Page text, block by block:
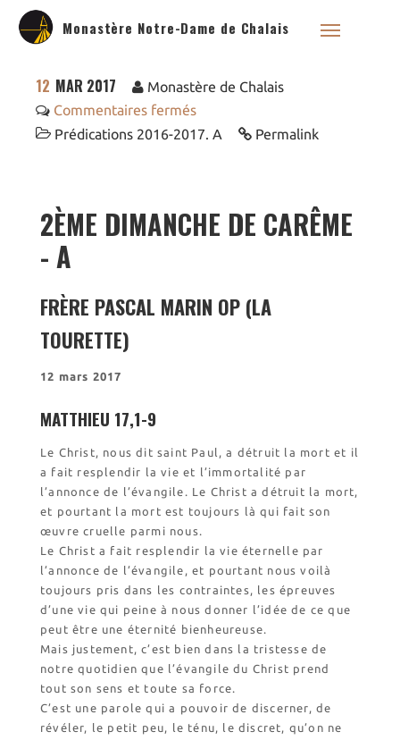
Monastère Notre-Dame de Chalais
La famille dominicaine
Nos Liens
Les randonnées
Informations pratiques
Horaires
Accueil de groupes
Séjours étudiant(e)s
Bénévolat
La boutique – Librairie
12 MAR 2017
Monastère de Chalais
Commentaires fermés
Prédications 2016-2017. A
Permalink
2ÈME DIMANCHE DE CARÊME
- A
FRÈRE PASCAL MARIN OP (LA
TOURETTE)
12 mars 2017
MATTHIEU 17,1-9
Le Christ, nous dit saint Paul, a détruit la mort et il
a fait resplendir la vie et l’immortalité par
l’annonce de l’évangile. Le Christ a détruit la mort,
et pourtant la mort est toujours là qui fait son
œuvre cruelle parmi nous.
Le Christ a fait resplendir la vie éternelle par
l’annonce de l’évangile, et pourtant nous voilà
toujours pris dans les contraintes, les épreuves
d’une vie qui peine à nous donner l’idée de ce que
peut être une éternité bienheureuse.
Mais justement, c’est bien dans la tristesse de
notre quotidien que l’évangile du Christ prend
tout son sens et toute sa force.
C’est une parole qui a pouvoir de discerner, de
révéler, le petit peu, le ténu, le discret, qu’on ne